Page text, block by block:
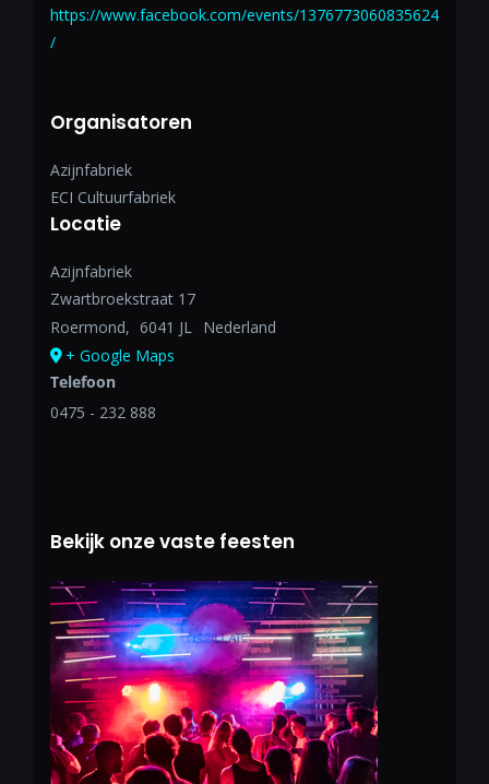
https://www.facebook.com/events/1376773060835624
/
Locatie
Azijnfabriek
Zwartbroekstraat 17
Roermond, 6041 JL Nederland
+ Google Maps
Telefoon
0475 - 232 888
Organisatoren
Azijnfabriek
ECI Cultuurfabriek
Bekijk onze vaste feesten